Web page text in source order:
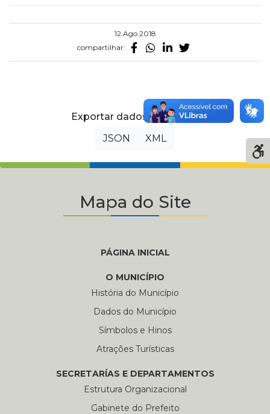
12.Ago.2018
compartilhar:
Exportar dados da página
JSON
XML
Mapa do Site
PÁGINA INICIAL
O MUNICÍPIO
História do Município
Dados do Município
Símbolos e Hinos
Atrações Turísticas
SECRETARÍAS E DEPARTAMENTOS
Estrutura Organizacional
Gabinete do Prefeito